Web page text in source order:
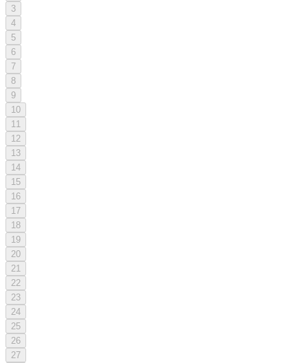
3
4
5
6
7
8
9
10
11
12
13
14
15
16
17
18
19
20
21
22
23
24
25
26
27